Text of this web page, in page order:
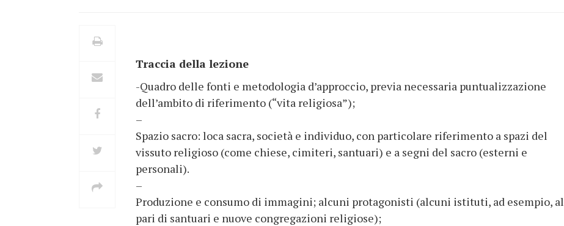
Traccia della lezione
-Quadro delle fonti e metodologia d’approccio, previa necessaria puntualizzazione
dell’ambito di riferimento (“vita religiosa”);
–
Spazio sacro: loca sacra, società e individuo, con particolare riferimento a spazi del
vissuto religioso (come chiese, cimiteri, santuari) e a segni del sacro (esterni e
personali).
–
Produzione e consumo di immagini; alcuni protagonisti (alcuni istituti, ad esempio, al
pari di santuari e nuove congregazioni religiose);